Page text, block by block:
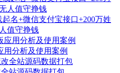
名+微信支付宝接口+200万姓
值守挣钱
用分析及使用案例